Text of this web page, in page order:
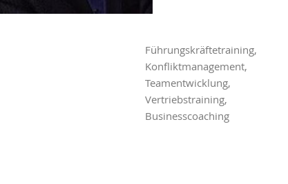
Führungskräftetraining,
Konfliktmanagement,
Teamentwicklung,
Vertriebstraining,
Businesscoaching